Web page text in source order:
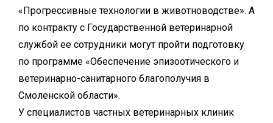
«Прогрессивные технологии в животноводстве». А
по контракту с Государственной ветеринарной
службой ее сотрудники могут пройти подготовку
по программе «Обеспечение эпизоотического и
ветеринарно-санитарного благополучия в
Смоленской области».
У специалистов частных ветеринарных клиник